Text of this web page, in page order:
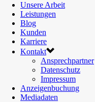
Unsere Arbeit
Leistungen
Blog
Kunden
Karriere
Kontakt
Ansprechpartner
Datenschutz
Impressum
Anzeigenbuchung
Mediadaten